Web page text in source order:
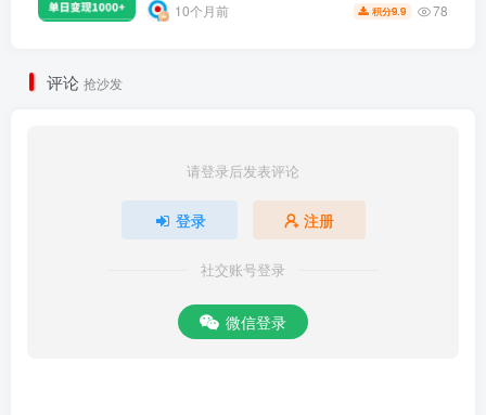
10个月前 积分9.9 78
评论 抢沙发
请登录后发表评论
登录 注册
社交账号登录
微信登录